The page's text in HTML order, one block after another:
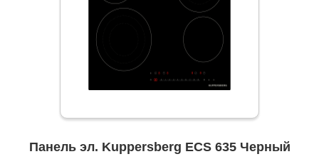
Панель эл. Kuppersberg ECS 635 Черный